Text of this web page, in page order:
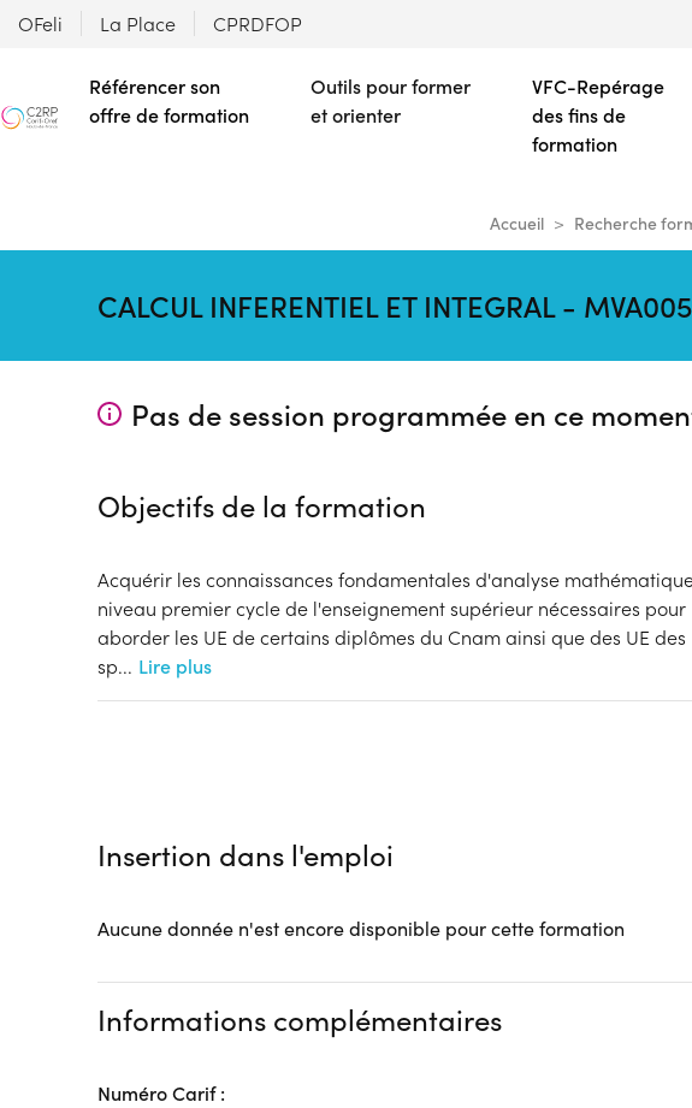
OFeli La Place CPRDFOP
Référencer son
offre de formation
Outils pour former
et orienter
VFC-Repérage
des fins de
formation
Accueil Recherche
CALCUL INFERENTIEL ET INTEGRAL - MVA005
Pas de session programmée en ce
Objectifs de la formation
Acquérir les connaissances fondamentales d'analyse
niveau premier cycle de l'enseignement supérieur nécessaires pour
aborder les UE de certains diplômes du Cnam ainsi que des UE des
sp... Lire plus
Insertion dans l'emploi
Aucune donnée n'est encore disponible pour cette formation
Informations complémentaires
Numéro Carif :